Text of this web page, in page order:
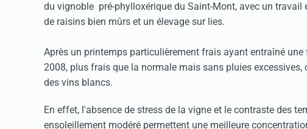
du vignoble pré-phylloxérique du Saint-Mont, avec un
de raisins bien mûrs et un élevage sur lies.
Après un printemps particulièrement frais ayant entraîné
2008, plus frais que la normale mais sans pluies
des vins blancs.
En effet, l'absence de stress de la vigne et le contraste des
ensoleillement modéré permettent une meilleure